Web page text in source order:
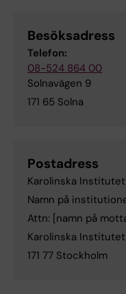
Besöksadress
Telefon:
08-524 864 00
Solnavägen 9
171 65 Solna
Postadress
Karolinska Institutet
Namn på
Attn: [namn på
Karolinska Institutet
171 77 Stockholm